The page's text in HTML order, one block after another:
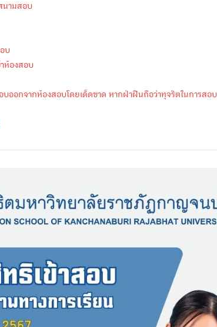
นามสอบ
บ
ห้องสอบ
อกจากห้องสอบโดยเด็ดขาด หากฝ่าฝืนถือว่าทุจริตในการสอบ